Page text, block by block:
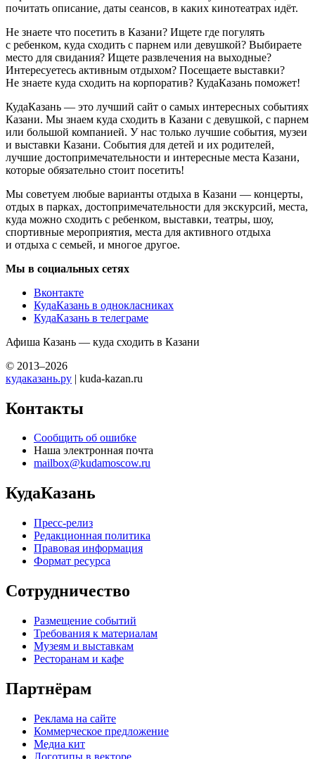
почитать описание, даты сеансов, в каких кинотеатрах идёт.
Не знаете что посетить в Казани? Ищете где погулять
с ребенком, куда сходить с парнем или девушкой? Выбираете
место для свидания? Ищете развлечения на выходные?
Интересуетесь активным отдыхом? Посещаете выставки?
Не знаете куда сходить на корпоратив? КудаКазань поможет!
КудаКазань — это лучший сайт о самых интересных событиях
Казани. Мы знаем куда сходить в Казани с девушкой, с парнем
или большой компанией. У нас только лучшие события, музеи
и выставки Казани. События для детей и их родителей,
лучшие достопримечательности и интересные места Казани,
которые обязательно стоит посетить!
Мы советуем любые варианты отдыха в Казани — концерты,
отдых в парках, достопримечательности для экскурсий, места,
куда можно сходить с ребенком, выставки, театры, шоу,
спортивные мероприятия, места для активного отдыха
и отдыха с семьей, и многое другое.
Мы в социальных сетях
Вконтакте
КудаКазань в однокласниках
КудаКазань в телеграме
Афиша Казань — куда сходить в Казани
© 2013–2026
кудаказань.ру | kuda-kazan.ru
Контакты
Сообщить об ошибке
Наша электронная почта
mailbox@kudamoscow.ru
КудаКазань
Пресс-релиз
Редакционная политика
Правовая информация
Формат ресурса
Сотрудничество
Размещение событий
Требования к материалам
Музеям и выставкам
Ресторанам и кафе
Партнёрам
Реклама на сайте
Коммерческое предложение
Медиа кит
Логотипы в векторе